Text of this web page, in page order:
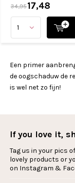
34,9517,48
Een primer
de oogschaduw de
is wel net zo fijn!
If you love it,
Tag us in your pics
lovely products or
on Instagram &